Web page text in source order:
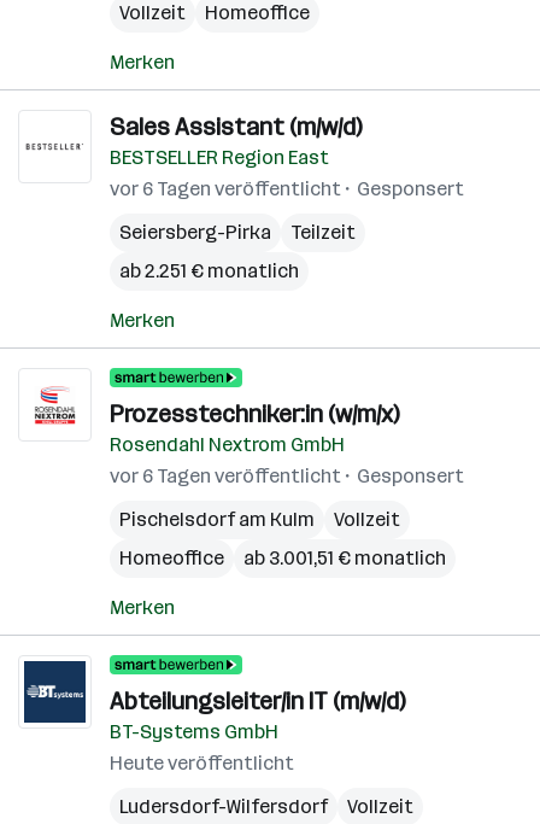
Vollzeit
Homeoffice
Merken
Sales Assistant (m/w/d)
BESTSELLER Region East
vor 6 Tagen veröffentlicht
Gesponsert
Seiersberg-Pirka
Teilzeit
ab 2.251 € monatlich
Merken
Prozesstechniker:in (w/m/x)
Rosendahl Nextrom GmbH
vor 6 Tagen veröffentlicht
Gesponsert
Pischelsdorf am Kulm
Vollzeit
Homeoffice
ab 3.001,51 € monatlich
Merken
Abteilungsleiter/in IT (m/w/d)
BT-Systems GmbH
Heute veröffentlicht
Ludersdorf-Wilfersdorf
Vollzeit